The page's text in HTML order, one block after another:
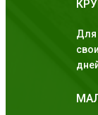
Для